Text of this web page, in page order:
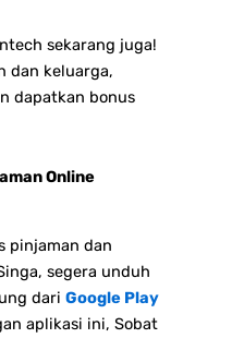
sekarang juga!
dan keluarga,
dapatkan bonus
Online
pinjaman dan
segera unduh
dari Google Play
aplikasi ini, Sobat